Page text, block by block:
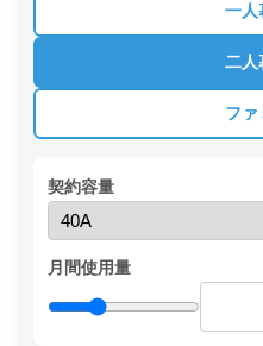
一人
二人
ファ
契約容量
月間使用量